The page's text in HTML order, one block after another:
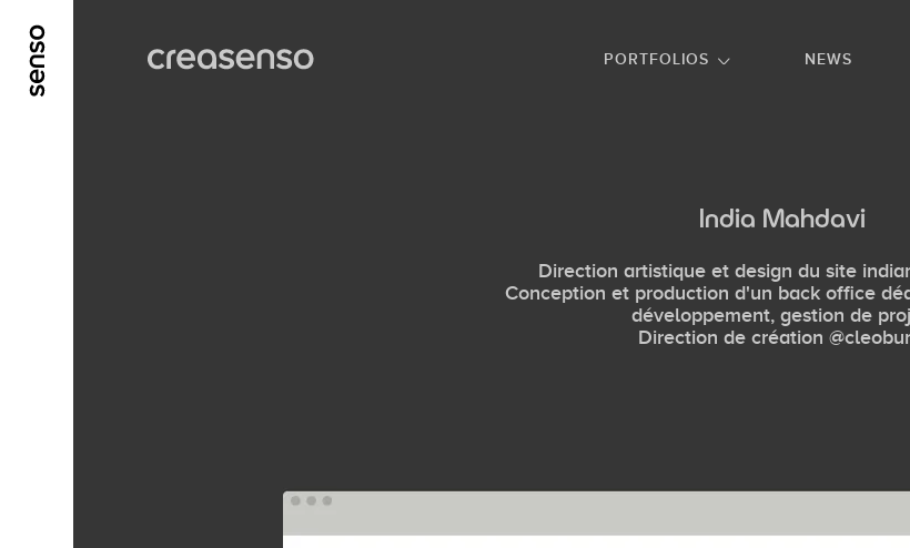
PORTFOLIOS
NEWS
India Mahdavi
Direction artistique et design du site
Conception et production d'un back office
développement, gestion de
Direction de création